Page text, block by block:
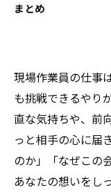
まとめ
現場作業員の仕事
も挑戦できるやり
直な気持ちや、前
っと相手の心に届
のか」「なぜこの
あなたの想いをし